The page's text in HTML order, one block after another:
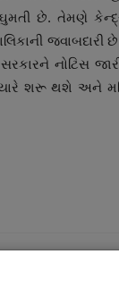
છે. તેમણે
નોટિસ
શરૂ થશે અને